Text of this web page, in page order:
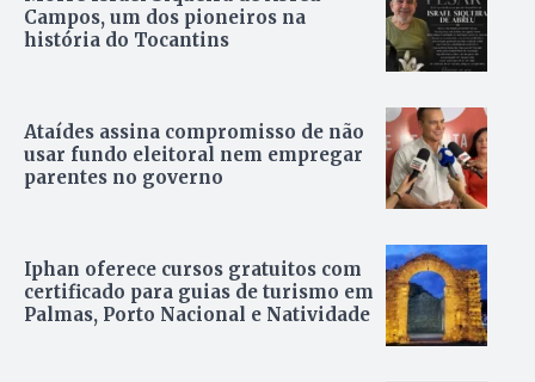
Campos, um dos pioneiros na
história do Tocantins
Ataídes assina compromisso de não
usar fundo eleitoral nem empregar
parentes no governo
Iphan oferece cursos gratuitos com
certificado para guias de turismo em
Palmas, Porto Nacional e Natividade